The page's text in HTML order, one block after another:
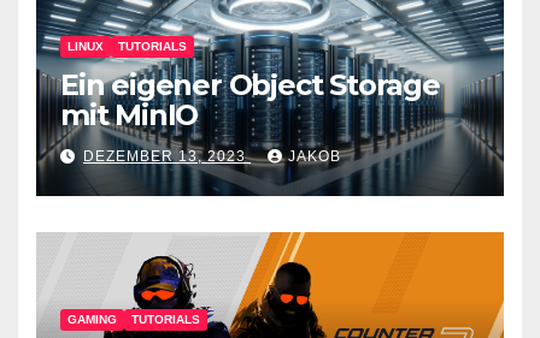
LINUX TUTORIALS
Ein eigener Object Storage
mit MinIO
DEZEMBER 13, 2023 JAKOB
GAMING TUTORIALS